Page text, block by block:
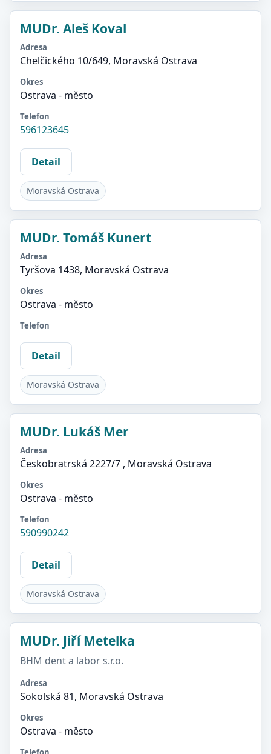
MUDr. Aleš Koval
Adresa
Chelčického 10/649, Moravská Ostrava
Okres
Ostrava - město
Telefon
596123645
Detail
Moravská Ostrava
MUDr. Tomáš Kunert
Adresa
Tyršova 1438, Moravská Ostrava
Okres
Ostrava - město
Telefon
Detail
Moravská Ostrava
MUDr. Lukáš Mer
Adresa
Českobratrská 2227/7 , Moravská Ostrava
Okres
Ostrava - město
Telefon
590990242
Detail
Moravská Ostrava
MUDr. Jiří Metelka
BHM dent a labor s.r.o.
Adresa
Sokolská 81, Moravská Ostrava
Okres
Ostrava - město